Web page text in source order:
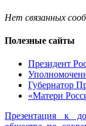
Нет связанных
Полезные сайты
Президент
Губернатор
«Матери
Презентация к